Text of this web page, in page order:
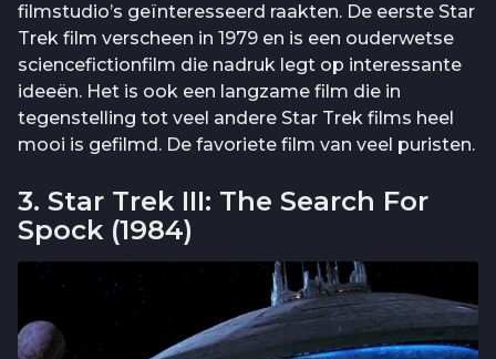
filmstudio’s geïnteresseerd raakten. De eerste Star
Trek film verscheen in 1979 en is een ouderwetse
sciencefictionfilm die nadruk legt op interessante
ideeën. Het is ook een langzame film die in
tegenstelling tot veel andere Star Trek films heel
mooi is gefilmd. De favoriete film van veel puristen.
3. Star Trek III: The Search For
Spock (1984)